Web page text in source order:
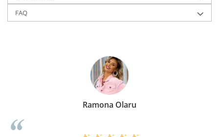
FAQ
Ramona Olaru